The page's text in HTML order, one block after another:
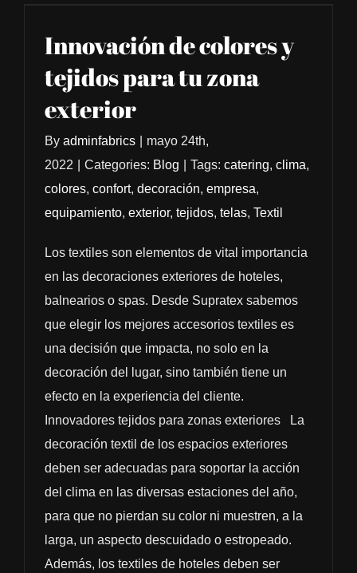
Innovación de colores y
tejidos para tu zona
exterior
By adminfabrics
mayo 24th,
2022
Categories: Blog Tags: catering, clima,
colores, confort, decoración, empresa,
equipamiento, exterior, tejidos, telas, Textil
Los textiles son elementos de vital importancia
en las decoraciones exteriores de hoteles,
balnearios o spas. Desde Supratex sabemos
que elegir los mejores accesorios textiles es
una decisión que impacta, no solo en la
decoración del lugar, sino también tiene un
efecto en la experiencia del cliente.
Innovadores tejidos para zonas exteriores La
decoración textil de los espacios exteriores
deben ser adecuadas para soportar la acción
del clima en las diversas estaciones del año,
para que no pierdan su color ni muestren, a la
larga, un aspecto descuidado o estropeado.
Además, los textiles de hoteles deben ser